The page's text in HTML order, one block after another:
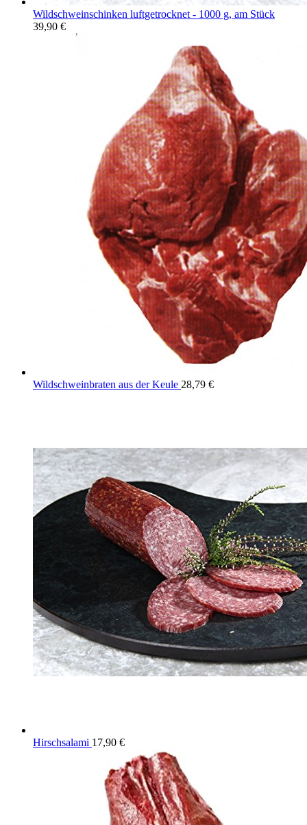
Wildschweinschinken luftgetrocknet - 1000 g, am Stück
39,90 €
Wildschweinbraten aus der Keule 28,79 €
Hirschsalami 17,90 €